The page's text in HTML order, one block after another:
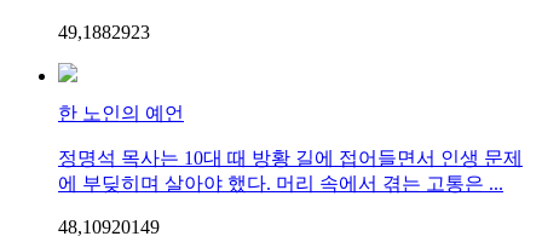
49,1882923
한 노인의 예언
정명석 목사는 10대 때 방황 길에 접어들면서 인생 문제
에 부딪히며 살아야 했다. 머리 속에서 겪는 고통은 ...
48,10920149